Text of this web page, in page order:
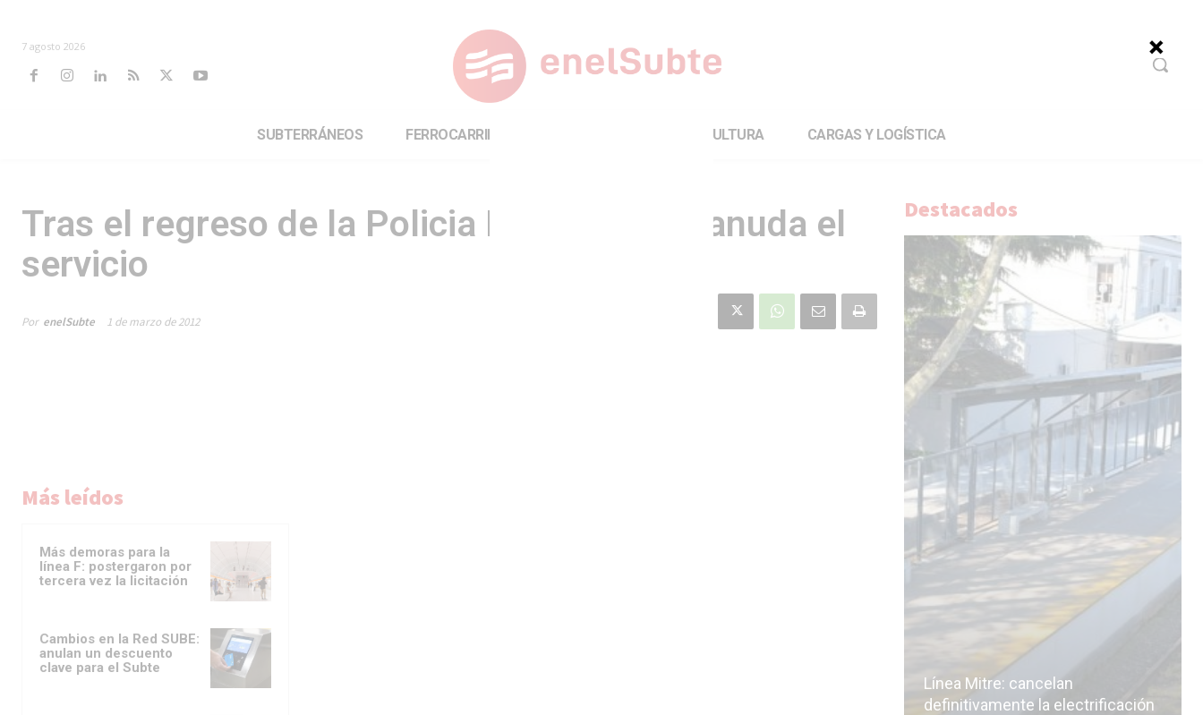
7 agosto 2026
SUBTERRÁNEOS FERROCARRILES CULTURA CARGAS Y LOGÍSTICA
Tras el regreso de la Policia Federal, se reanuda el
servicio
Por enelSubte 1 de marzo de 2012
Más leídos
Más demoras para la
línea F: postergaron por
tercera vez la licitación
Cambios en la Red SUBE:
anulan un descuento
clave para el Subte
Destacados
Línea Mitre: cancelan
definitivamente la electrificación